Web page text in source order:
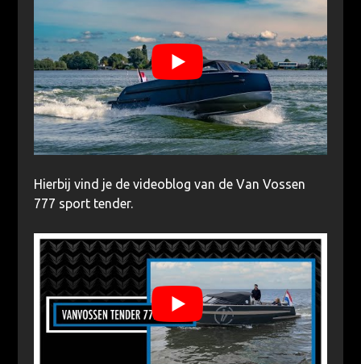
Hierbij vind je de videoblog van de Van Vossen
777 sport tender.